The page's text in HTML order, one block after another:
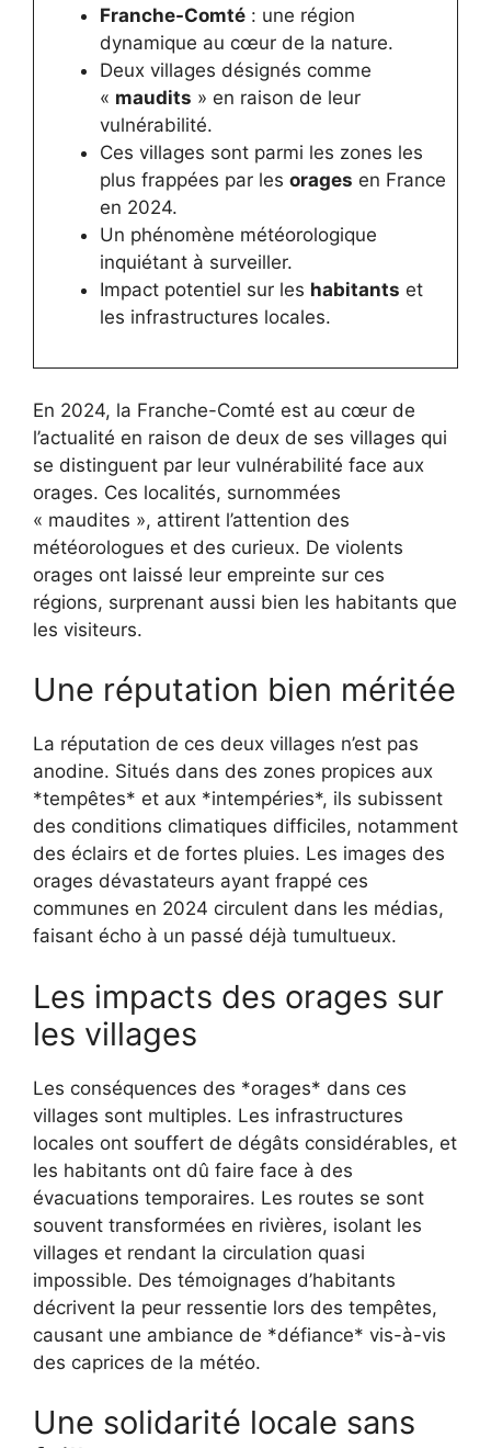
Franche-Comté: une région
dynamique au cœur de la nature.
Deux villages désignés comme
« maudits » en raison de leur
vulnérabilité.
Ces villages sont parmi les zones les
plus frappées par les orages en France
en 2024.
Un phénomène météorologique
inquiétant à surveiller.
Impact potentiel sur les habitants et
les infrastructures locales.
En 2024, la Franche-Comté est au cœur de
l’actualité en raison de deux de ses villages qui
se distinguent par leur vulnérabilité face aux
orages. Ces localités, surnommées
« maudites », attirent l’attention des
météorologues et des curieux. De violents
orages ont laissé leur empreinte sur ces
régions, surprenant aussi bien les habitants que
les visiteurs.
Une réputation bien méritée
La réputation de ces deux villages n’est pas
anodine. Situés dans des zones propices aux
*tempêtes* et aux *intempéries*, ils subissent
des conditions climatiques difficiles, notamment
des éclairs et de fortes pluies. Les images des
orages dévastateurs ayant frappé ces
communes en 2024 circulent dans les médias,
faisant écho à un passé déjà tumultueux.
Les impacts des orages sur
les villages
Les conséquences des *orages* dans ces
villages sont multiples. Les infrastructures
locales ont souffert de dégâts considérables, et
les habitants ont dû faire face à des
évacuations temporaires. Les routes se sont
souvent transformées en rivières, isolant les
villages et rendant la circulation quasi
impossible. Des témoignages d’habitants
décrivent la peur ressentie lors des tempêtes,
causant une ambiance de *défiance* vis-à-vis
des caprices de la météo.
Une solidarité locale sans